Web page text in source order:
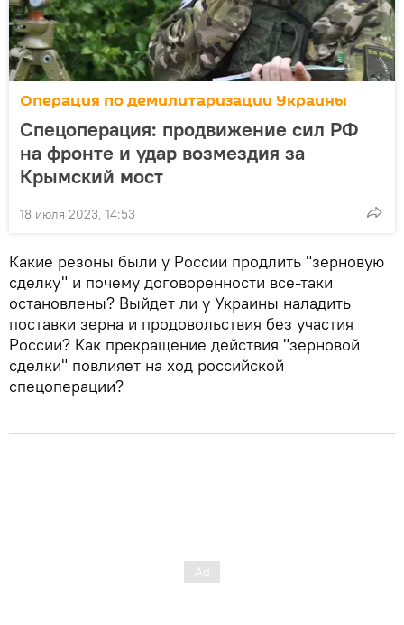
Операция по демилитаризации Украины
Спецоперация: продвижение сил РФ
на фронте и удар возмездия за
Крымский мост
18 июля 2023, 14:53
Какие резоны были у России продлить "зерновую
сделку" и почему договоренности все-таки
остановлены? Выйдет ли у Украины наладить
поставки зерна и продовольствия без участия
России? Как прекращение действия "зерновой
сделки" повлияет на ход российской
спецоперации?